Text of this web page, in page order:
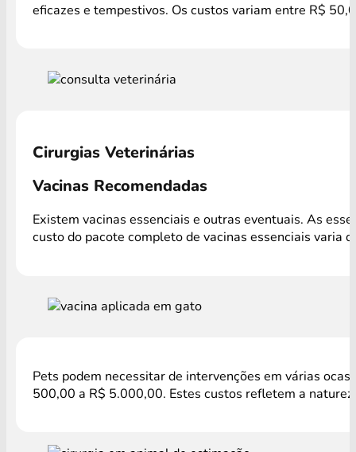
eficazes e tempestivos. Os custos variam entre R$
Cirurgias Veterinárias
Vacinas Recomendadas
Existem vacinas essenciais e outras eventuais. As
custo do pacote completo de vacinas essenciais varia
Pets podem necessitar de intervenções em várias
500,00 a R$ 5.000,00. Estes custos refletem a